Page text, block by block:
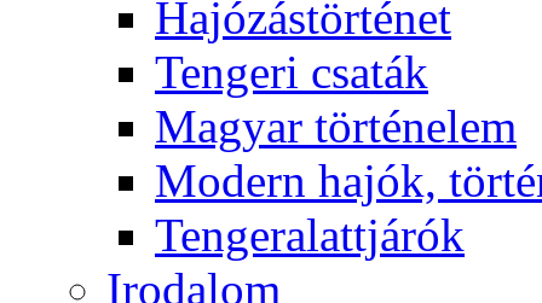
Hajózástörténet
Tengeri csaták
Magyar történelem
Modern hajók,
Tengeralattjárók
Irodalom